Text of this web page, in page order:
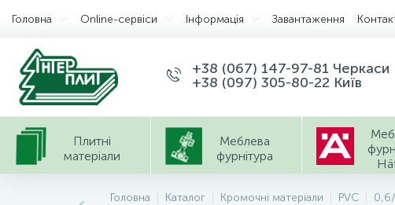
Головна Оnline-сервіси Інформація Завантаження
+38 (067) 147-97-81 Черкаси
+38 (097) 305-80-22 Київ
Плитні
матеріали
Меблева
фурнітура
Головна Каталог Кромочні матеріали PVC